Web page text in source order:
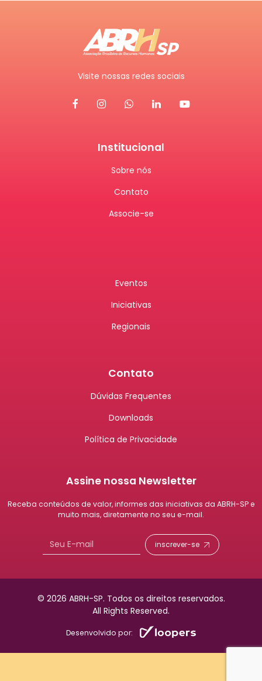
Visite nossas redes sociais
Institucional
Sobre nós
Contato
Associe-se
Eventos
Iniciativas
Regionais
Contato
Dúvidas Frequentes
Downloads
Política de Privacidade
Assine nossa Newsletter
Receba conteúdos de valor, informes das iniciativas da ABRH-SP e
muito mais, diretamente no seu e-mail.
inscrever-se
© 2026 ABRH-SP. Todos os direitos reservados.
All Rights Reserved.
Desenvolvido por: